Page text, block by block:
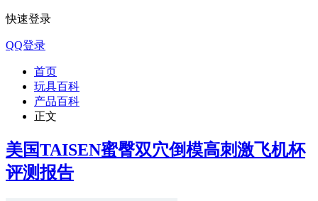
快速登录
QQ登录
首页
玩具百科
产品百科
正文
美国TAISEN蜜臀双穴倒模高刺激飞机杯
评测报告